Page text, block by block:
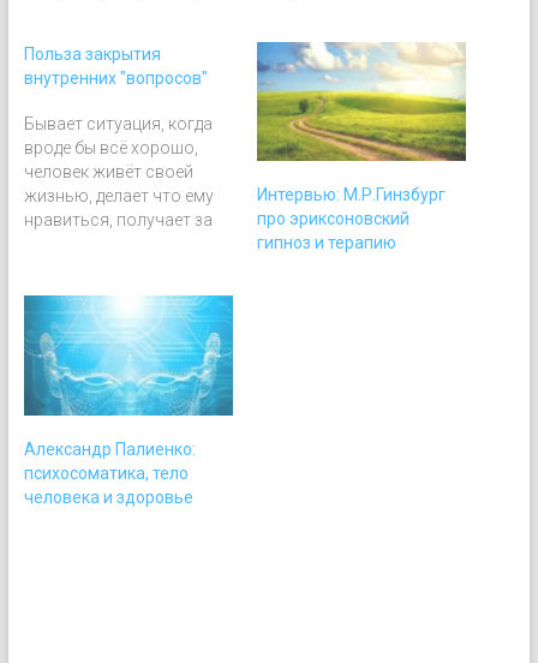
Польза закрытия
внутренних "вопросов"
Бывает ситуация, когда
вроде бы всё хорошо,
человек живёт своей
жизнью, делает что ему
нравиться, получает за
задачах. Но есть внутри
вопросы, которые он
отложил, возможно даже
какие-то теневые
моменты, у кого-то
связанные с
со своими личными
качествами. И жизнь так…
Интервью: М.Р.Гинзбург
про эриксоновский
гипноз и терапию
Александр Палиенко:
психосоматика, тело
человека и здоровье